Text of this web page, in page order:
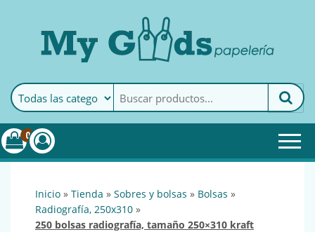
MyGoods · PapeleríaMy Goods es tu papelería
online de confianza. Podrás
encontrar todo lo necesario
0
inicio » tienda » sobres y bolsas » bolsas »
radiografía, 250x310 »
250 bolsas radiografía, tamaño 250×310 kraft